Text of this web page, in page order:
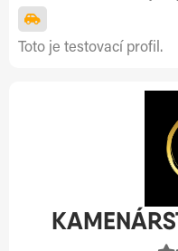
Toto je testovací profil.